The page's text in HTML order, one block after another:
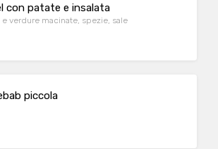
con patate e insalata
verdure macinate, spezie, sale
piccola